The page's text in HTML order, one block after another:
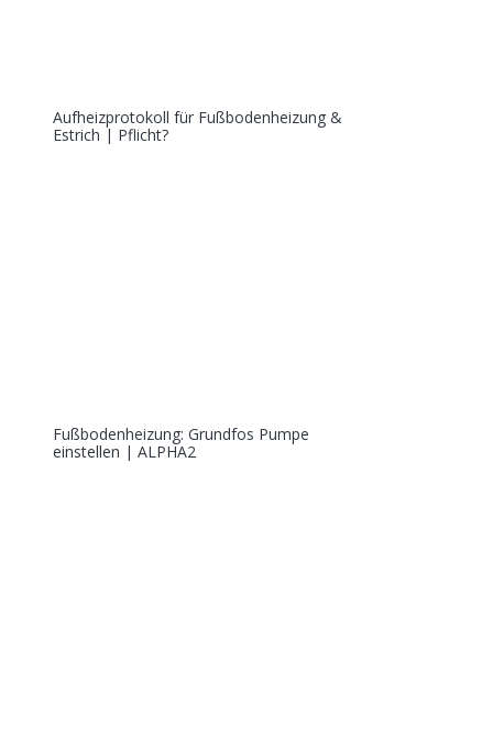
Aufheizprotokoll für Fußbodenheizung &
Estrich | Pflicht?
Fußbodenheizung: Grundfos Pumpe
einstellen | ALPHA2